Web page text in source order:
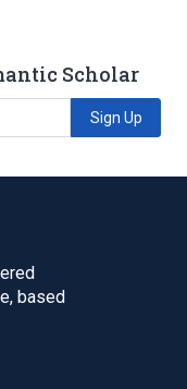
Scholar
Sign Up
based